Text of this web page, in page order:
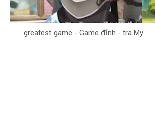
greatest game - Game đỉnh - tra My ...